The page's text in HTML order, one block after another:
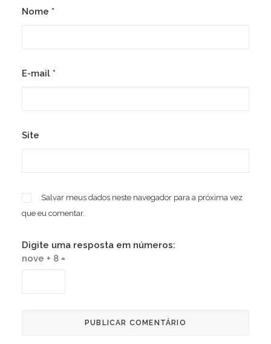
Nome *
E-mail *
Site
Salvar meus dados neste navegador para a próxima vez
que eu comentar.
Digite uma resposta em números:
nove + 8 =